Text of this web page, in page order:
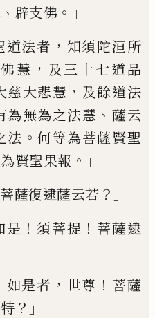
、 辟支佛 。」
道法者 ， 知須陀洹所
慧 ， 及三十七道品
慈大悲慧 ， 及餘道法
為無為之法慧 、薩云
法 。何等為菩薩賢聖
賢聖果報 。」
菩薩復逮薩云若 ？」
是 ！ 須菩提 ！ 菩薩逮
如是者 ， 世尊 ！ 菩薩
特 ？」